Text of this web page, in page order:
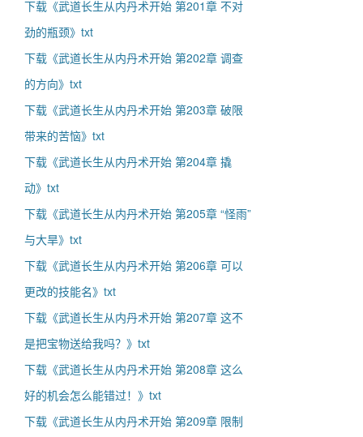
下载《武道长生从内丹术开始 第201章 不对
劲的瓶颈》txt
下载《武道长生从内丹术开始 第202章 调查
的方向》txt
下载《武道长生从内丹术开始 第203章 破限
带来的苦恼》txt
下载《武道长生从内丹术开始 第204章 撬
动》txt
下载《武道长生从内丹术开始 第205章 “怪雨”
与大旱》txt
下载《武道长生从内丹术开始 第206章 可以
更改的技能名》txt
下载《武道长生从内丹术开始 第207章 这不
是把宝物送给我吗？》txt
下载《武道长生从内丹术开始 第208章 这么
好的机会怎么能错过！》txt
下载《武道长生从内丹术开始 第209章 限制